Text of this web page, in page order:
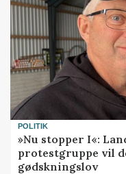
POLITIK
»Nu stopper I«:
protestgruppe vil
gødskningslov